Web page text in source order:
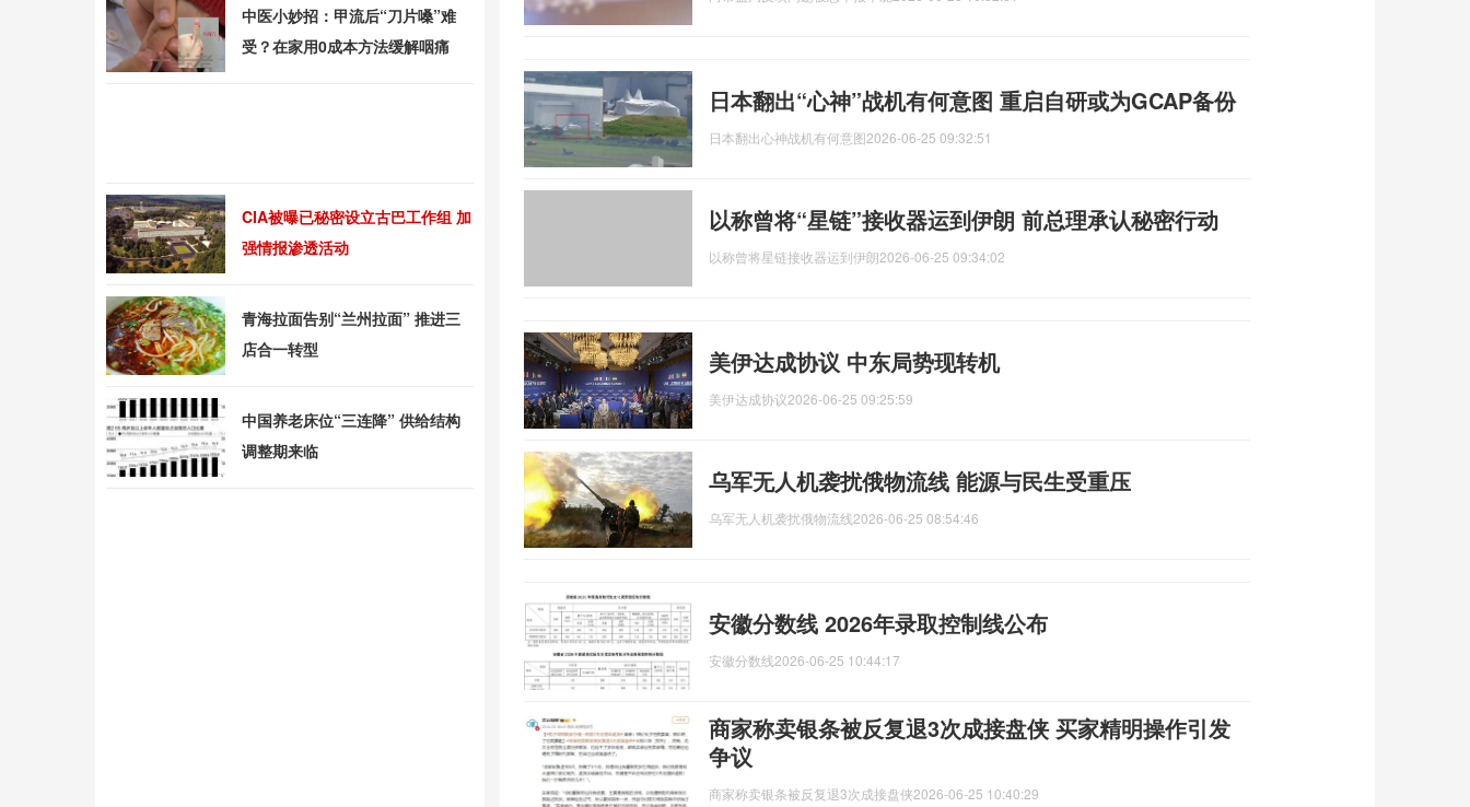
日本翻出“心神”战机有何意图 重启自研或为GCAP备份
日本翻出心神战机有何意图2026-06-25 09:32:51
以称曾将“星链”接收器运到伊朗 前总理承认秘密行动
以称曾将星链接收器运到伊朗2026-06-25 09:34:02
美伊达成协议 中东局势现转机
美伊达成协议2026-06-25 09:25:59
乌军无人机袭扰俄物流线 能源与民生受重压
乌军无人机袭扰俄物流线2026-06-25 08:54:46
安徽分数线 2026年录取控制线公布
安徽分数线2026-06-25 10:44:17
商家称卖银条被反复退3次成接盘侠 买家精明操作引发
争议
商家称卖银条被反复退3次成接盘侠2026-06-25 10:40:29
中医小妙招：甲流后“刀片嗓”难
受？在家用0成本方法缓解咽痛
CIA被曝已秘密设立古巴工作组 加
强情报渗透活动
青海拉面告别“兰州拉面” 推进三
店合一转型
中国养老床位“三连降” 供给结构
调整期来临